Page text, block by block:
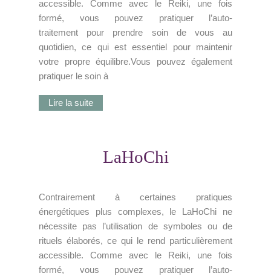
accessible. Comme avec le Reiki, une fois
formé, vous pouvez pratiquer l’auto-
traitement pour prendre soin de vous au
quotidien, ce qui est essentiel pour maintenir
votre propre équilibre.Vous pouvez également
pratiquer le soin à
Lire la suite
LaHoChi
Contrairement à certaines pratiques
énergétiques plus complexes, le LaHoChi ne
nécessite pas l’utilisation de symboles ou de
rituels élaborés, ce qui le rend particulièrement
accessible. Comme avec le Reiki, une fois
formé, vous pouvez pratiquer l’auto-